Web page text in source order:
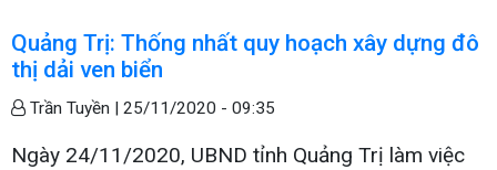
Quảng Trị: Thống nhất quy hoạch xây dựng đô
thị dải ven biển
Trần Tuyền | 25/11/2020 - 09:35
Ngày 24/11/2020, UBND tỉnh Quảng Trị làm việc